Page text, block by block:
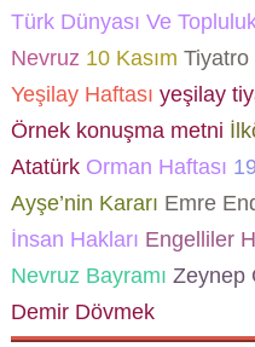
Türk Dünyası Ve
Nevruz 10 Kasım Tiyatro
Yeşilay Haftası yeşilay
Örnek konuşma metni
AtatürkOrman Haftası
Ayşe’nin Kararı Emre
İnsan Hakları Engelliler
Nevruz Bayramı Zeynep
Demir Dövmek